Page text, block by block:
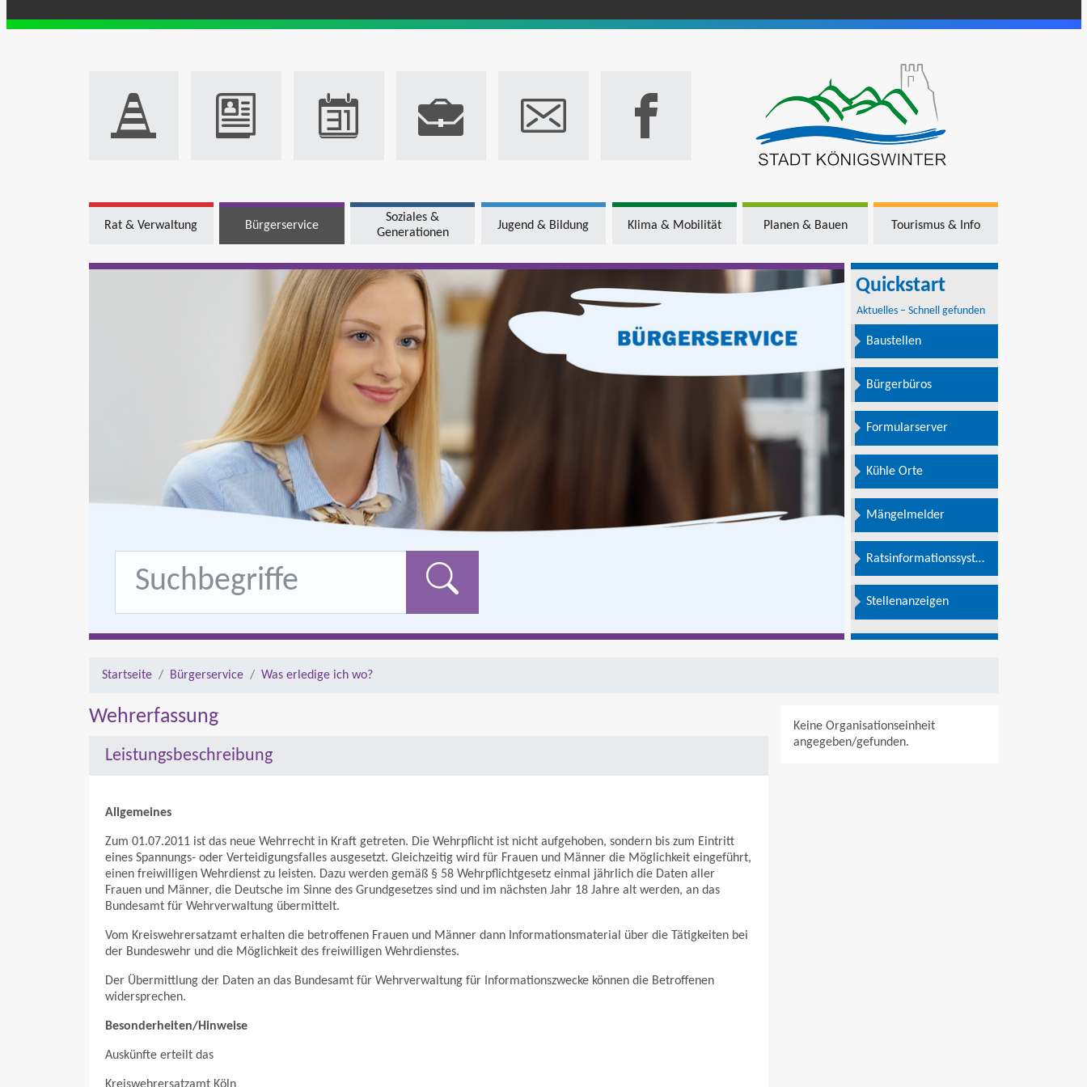
Rat & Verwaltung Bürgerservice
Soziales &
Generationen
Jugend & Bildung Klima & Mobilität Planen & Bauen Tourismus & Info
Formularschaltfläche
Quickstart
Aktuelles – Schnell gefunden
Baustellen
Bürgerbüros
Formularserver
Kühle Orte
Mängelmelder
Ratsinformationssystem
Stellenanzeigen
Startseite Bürgerservice Was erledige ich wo?
Wehrerfassung
Leistungsbeschreibung
Allgemeines
Zum 01.07.2011 ist das neue Wehrrecht in Kraft getreten. Die Wehrpflicht ist nicht aufgehoben, sondern bis zum Eintritt
eines Spannungs- oder Verteidigungsfalles ausgesetzt. Gleichzeitig wird für Frauen und Männer die Möglichkeit eingeführt,
einen freiwilligen Wehrdienst zu leisten. Dazu werden gemäß § 58 Wehrpflichtgesetz einmal jährlich die Daten aller
Frauen und Männer, die Deutsche im Sinne des Grundgesetzes sind und im nächsten Jahr 18 Jahre alt werden, an das
Bundesamt für Wehrverwaltung übermittelt.
Vom Kreiswehrersatzamt erhalten die betroffenen Frauen und Männer dann Informationsmaterial über die Tätigkeiten bei
der Bundeswehr und die Möglichkeit des freiwilligen Wehrdienstes.
Der Übermittlung der Daten an das Bundesamt für Wehrverwaltung für Informationszwecke können die Betroffenen
widersprechen.
Besonderheiten/Hinweise
Auskünfte erteilt das
Kreiswehrersatzamt Köln
Keine Organisationseinheit
angegeben/gefunden.